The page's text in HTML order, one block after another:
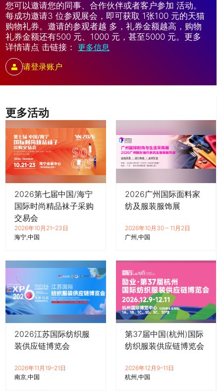
更多活动
2026第七届中国/海宁
国际时尚精品袜子采购
交易会
2026年10月21–23日
海宁 中国
2026广州国际面料家
纺及服装服饰展
2026年10月30 – 11月2日
广州 中国
2026江苏国际纺织服
装供应链博览会
2026年11月19–21日
南京 中国
第37届中国(杭州)国际
纺织服装供应链博览会
2026年12月9–11日
杭州 中国
您可以邀请您的同事、合作伙伴或者客户参加 活动。
每成功邀请3 位参观展会，即可获取 1张100 元的天猫
购物礼券。邀请的参观者越 多，礼券金额越高，购物
礼券金额还有500 元、1000 元，甚至5000 元。更多
详情请点 击链接： 更多信息
请登录账户